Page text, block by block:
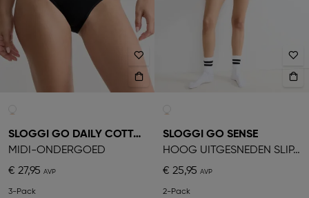
SLOGGI GO DAILY COTTON
MIDI-ONDERGOED
€ 27,95
3-Pack
SLOGGI GO SENSE
HOOG UITGESNEDEN SLIPJE
€ 25,95
2-Pack